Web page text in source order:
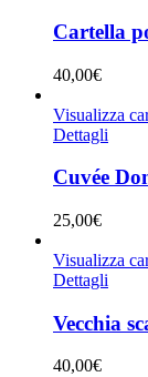
Cartella
40,00€
Visualizza
Dettagli
Cuvée
25,00€
Visualizza
Dettagli
Vecchia
40,00€